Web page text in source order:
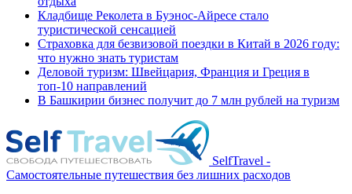
Кладбище Реколета в Буэнос-Айресе стало
туристической сенсацией
Страховка для безвизовой поездки в Китай в 2026 году:
что нужно знать туристам
Деловой туризм: Швейцария, Франция и Греция в
топ-10 направлений
В Башкирии бизнес получит до 7 млн рублей на туризм
SelfTravel -
Самостоятельные путешествия без лишних расходов